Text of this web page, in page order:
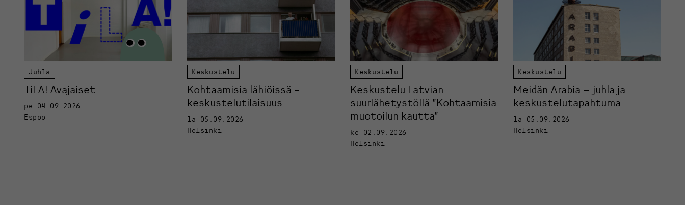
Juhla
TiLA! Avajaiset
pe 04.09.2026
Espoo
Keskustelu
Kohtaamisia lähiöissä -
keskustelutilaisuus
la 05.09.2026
Helsinki
Keskustelu
Keskustelu Latvian
suurlähetystöllä ”Kohtaamisia
muotoilun kautta”
ke 02.09.2026
Helsinki
Keskustelu
Meidän Arabia – juhla ja
keskustelutapahtuma
la 05.09.2026
Helsinki